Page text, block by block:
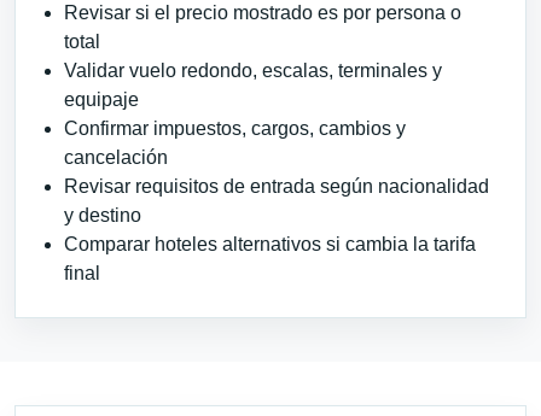
Revisar si el precio mostrado es por persona o
total
Validar vuelo redondo, escalas, terminales y
equipaje
Confirmar impuestos, cargos, cambios y
cancelación
Revisar requisitos de entrada según nacionalidad
y destino
Comparar hoteles alternativos si cambia la tarifa
final